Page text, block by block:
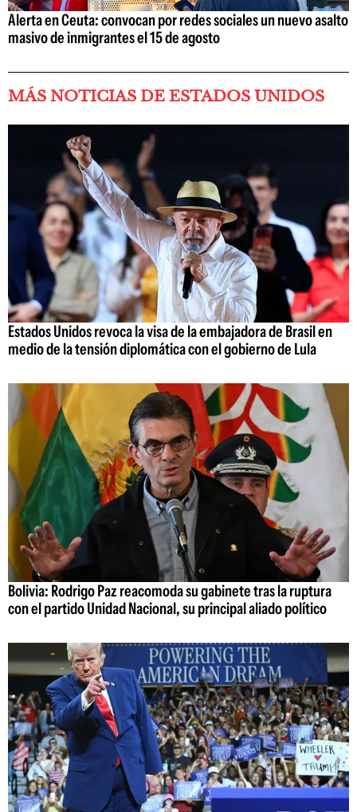
Alerta en Ceuta: convocan por redes sociales un nuevo asalto
masivo de inmigrantes el 15 de agosto
MÁS NOTICIAS DE ESTADOS UNIDOS
Estados Unidos revoca la visa de la embajadora de Brasil en
medio de la tensión diplomática con el gobierno de Lula
Bolivia: Rodrigo Paz reacomoda su gabinete tras la ruptura
con el partido Unidad Nacional, su principal aliado político